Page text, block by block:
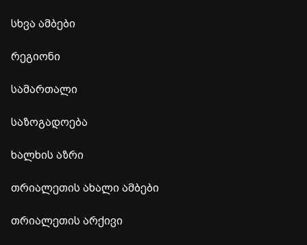
სხვა ამბები
რეგიონი
სამართალი
საზოგადოება
ხალხის აზრი
თრიალეთის ახალი ამბები
თრიალეთის არქივი